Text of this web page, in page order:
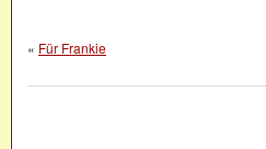
« Für Frankie